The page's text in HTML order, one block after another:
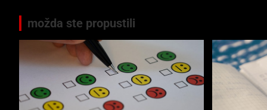
možda ste propustili